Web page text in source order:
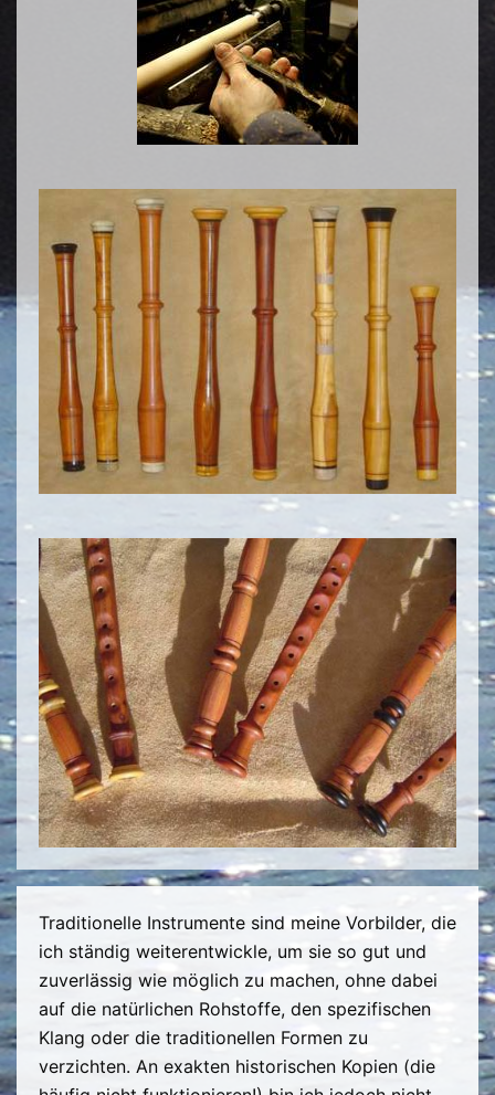
Traditionelle Instrumente sind meine Vorbilder, die
ich ständig weiterentwickle, um sie so gut und
zuverlässig wie möglich zu machen, ohne dabei
auf die natürlichen Rohstoffe, den spezifischen
Klang oder die traditionellen Formen zu
verzichten. An exakten historischen Kopien (die